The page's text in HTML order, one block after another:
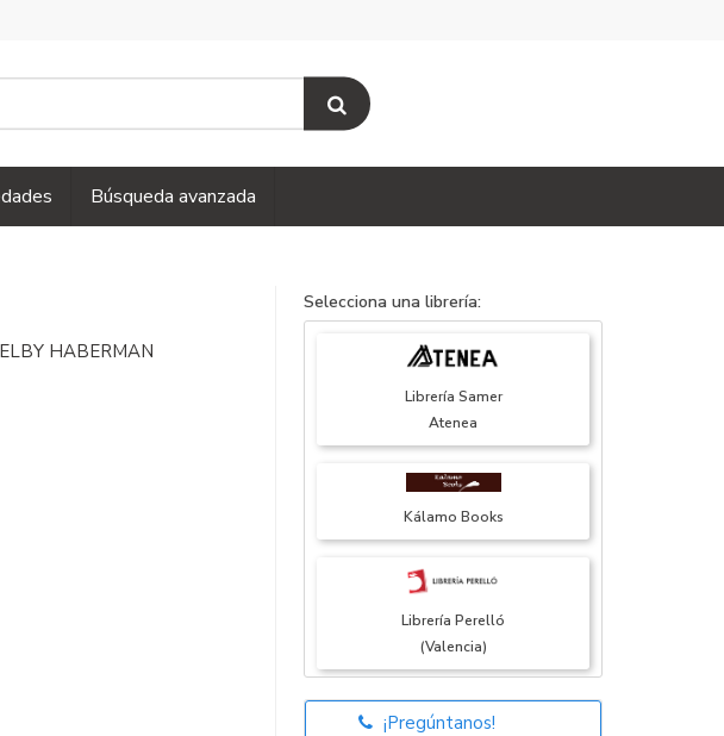
Búsqueda avanzada
HABERMAN
Selecciona una librería:
Librería Samer
Atenea
Kálamo Books
Librería Perelló
(Valencia)
¡Pregúntanos!